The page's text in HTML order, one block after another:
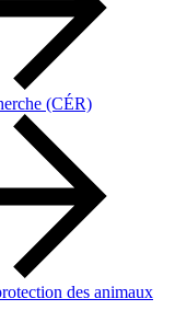
(CÉR)
des animaux